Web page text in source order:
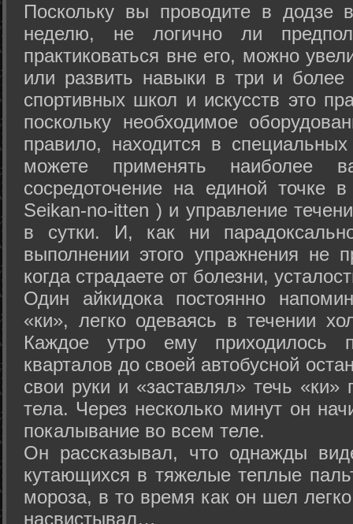
Поскольку вы проводите в додзе
неделю, не логично ли
практиковаться вне его, можно
или развить навыки в три и
спортивных школ и искусств это
поскольку необходимое
правило, находится в
можете применять наиболее
сосредоточение на единой точке
Seikan-­no-­itten ) и управление
в сутки. И, как ни
выполнении этого упражнения не
когда страдаете от болезни,
Один айкидока постоянно
«ки», легко одеваясь в течении
Каждое утро ему приходилось
кварталов до своей автобусной
свои руки и «заставлял» течь «ки»
тела. Через несколько минут он
покалывание во всем теле.
Он рассказывал, что однажды
кутающихся в тяжелые теплые
мороза, в то время как он шел
насвистывал…